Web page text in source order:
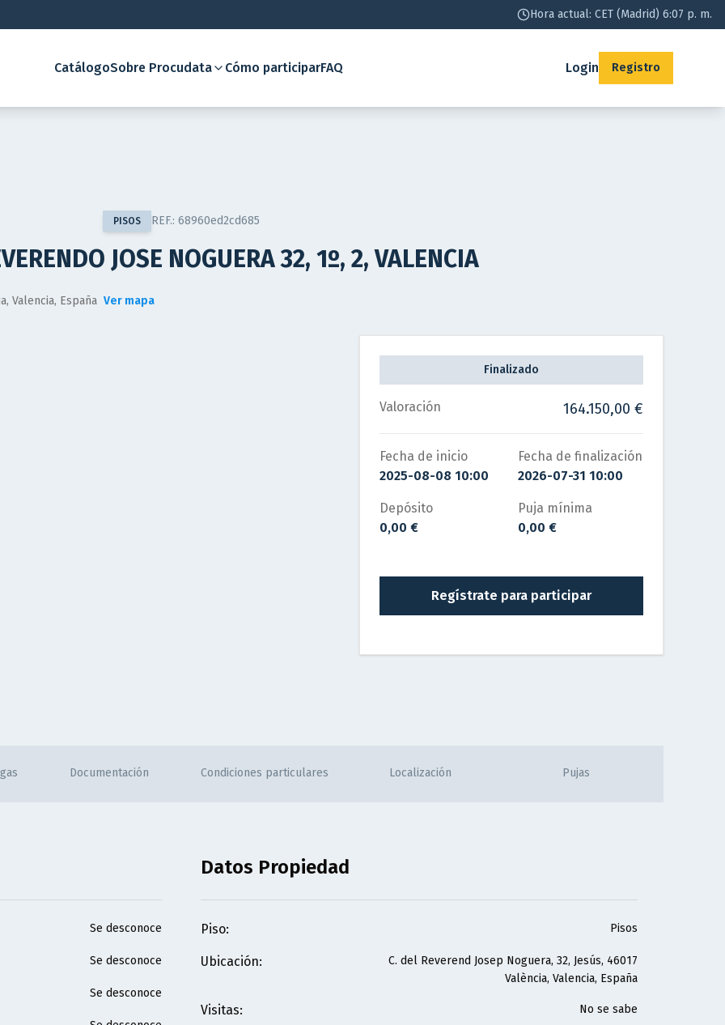
Hora actual: CET (Madrid) 6:07 p. m.
CatálogoSobre Procudata Cómo participarFAQ Login Registro
PISOS REF.: 68960ed2cd685
JOSE NOGUERA 32, 1º, 2, VALENCIA
Valencia, España Ver mapa
Finalizado
Valoración 164.150,00 €
Fecha de inicio
2025-08-08 10:00
Fecha de finalización
2026-07-31 10:00
Depósito
0,00 €
Puja mínima
0,00 €
Regístrate para participar
Documentación Condiciones particulares Localización Pujas
Se desconoce
Se desconoce
Se desconoce
Datos Propiedad
Piso: Pisos
Ubicación:
C. del Reverend Josep Noguera, 32, Jesús, 46017
València, Valencia, España
Visitas: No se sabe